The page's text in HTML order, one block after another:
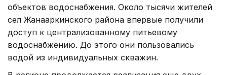
объектов водоснабжения. Около тысячи жителей
сел Жанааркинского района впервые получили
доступ к централизованному питьевому
водоснабжению. До этого они пользовались
водой из индивидуальных скважин.